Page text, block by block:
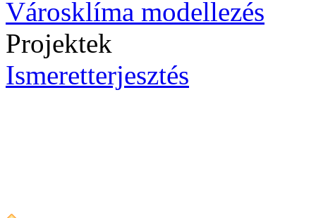
Városklíma modellezés
Projektek
Ismeretterjesztés